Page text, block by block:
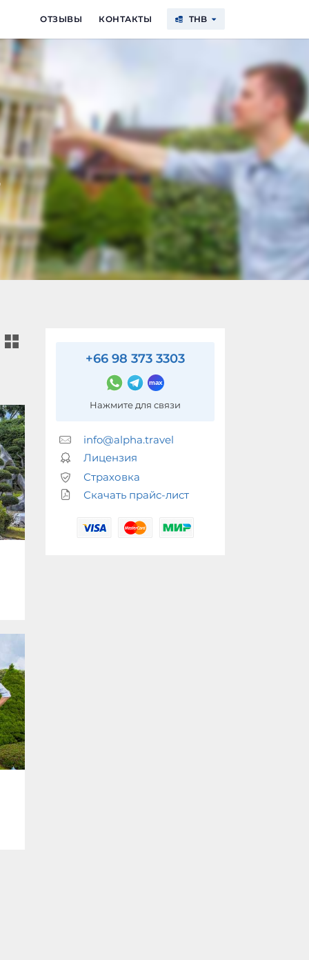
ОТЗЫВЫ КОНТАКТЫ
THB
+66 98 373 3303
Нажмите для связи
info@alpha.travel
Лицензия
Страховка
Скачать прайс-лист